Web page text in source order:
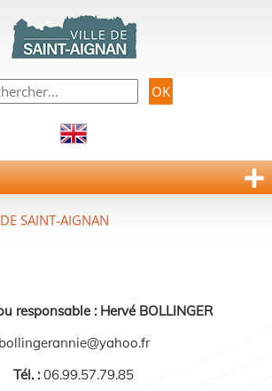
responsable : Hervé BOLLINGER
bollingerannie@yahoo.fr
Tél. :06.99.57.79.85
SAINT-AIGNAN